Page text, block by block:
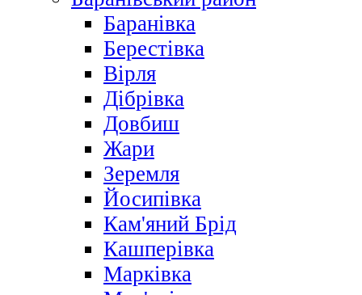
Баранівка
Берестівка
Вірля
Дібрівка
Довбиш
Жари
Зеремля
Йосипівка
Кам'яний Брід
Кашперівка
Марківка